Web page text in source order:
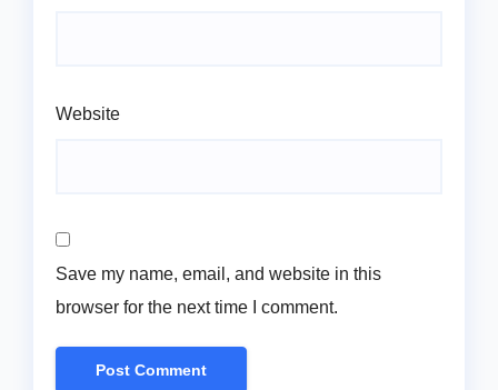
Website
Save my name, email, and website in this
browser for the next time I comment.